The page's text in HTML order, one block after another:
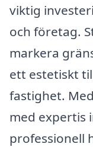
viktig
och företag.
markera
ett estetiskt
fastighet.
med expertis
professionell